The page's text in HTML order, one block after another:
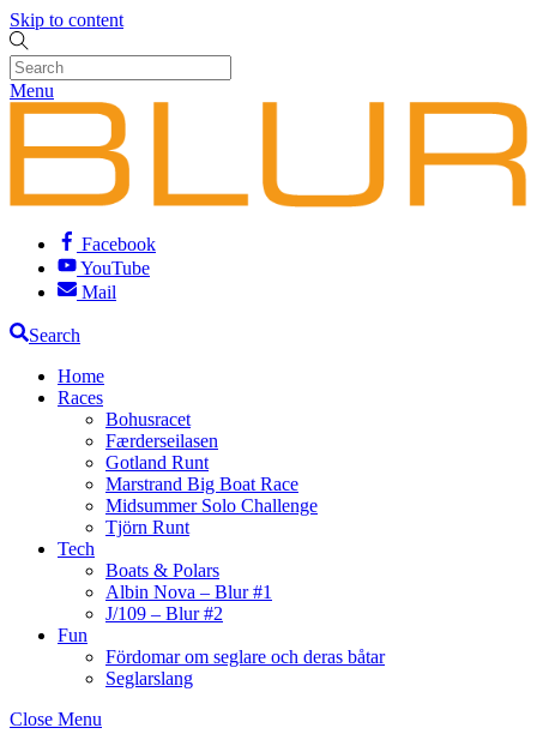
Skip to content
Menu
Facebook
YouTube
Mail
Search
Home
Races
Bohusracet
Færderseilasen
Gotland Runt
Marstrand Big Boat Race
Midsummer Solo Challenge
Tjörn Runt
Tech
Boats & Polars
Albin Nova – Blur #1
J/109 – Blur #2
Fun
Fördomar om seglare och deras båtar
Seglarslang
Close Menu